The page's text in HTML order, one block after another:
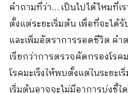
คำถามที่ว่า… เป็นไปได้ไหมที่เร
ตั้งแต่ระยะเริ่มต้น เพื่อที่จะได้
และเพิ่มอัตราการรอดชีวิต คำต
เรียกว่าการตรวจคัดกรองโรค
โรคมะเร็งให้พบตั้งแต่ในระยะเ
เริ่มต้นอาจจะไม่มีอาการบ่งชี้ใ